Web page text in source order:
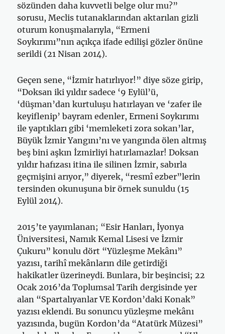
sözünden daha kuvvetli belge olur mu?”
sorusu, Meclis tutanaklarından aktarılan gizli
oturum konuşmalarıyla, “Ermeni
Soykırımı”nın açıkça ifade edilişi gözler önüne
serildi (21 Nisan 2014).
Geçen sene, “İzmir hatırlıyor!” diye söze girip,
“Doksan iki yıldır sadece ‘9 Eylül’ü,
‘düşman’dan kurtuluşu hatırlayan ve ‘zafer ile
keyiflenip’ bayram edenler, Ermeni Soykırımı
ile yaptıkları gibi ‘memleketi zora sokan’lar,
Büyük İzmir Yangını’nı ve yangında ölen altmış
beş bini aşkın İzmirliyi hatırlamazlar! Doksan
yıldır hafızası itina ile silinen İzmir, sabırla
geçmişini arıyor,” diyerek, “resmî ezber”lerin
tersinden okunuşuna bir örnek sunuldu (15
Eylül 2014).
2015’te yayımlanan; “Esir Hanları, İyonya
Üniversitesi, Namık Kemal Lisesi ve İzmir
Çukuru” konulu dört “Yüzleşme Mekânı”
yazısı, tarihî mekânların dile getirdiği
hakikatler üzerineydi. Bunlara, bir beşincisi; 22
Ocak 2016’da Toplumsal Tarih dergisinde yer
alan “Spartalıyanlar VE Kordon’daki Konak”
yazısı eklendi. Bu sonuncu yüzleşme mekânı
yazısında, bugün Kordon’da “Atatürk Müzesi”